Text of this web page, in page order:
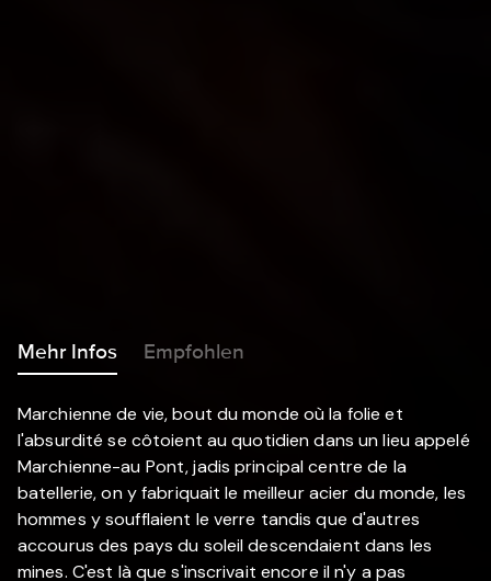
Mehr Infos Empfohlen
Marchienne de vie, bout du monde où la folie et
l'absurdité se côtoient au quotidien dans un lieu appelé
Marchienne-au Pont, jadis principal centre de la
batellerie, on y fabriquait le meilleur acier du monde, les
hommes y soufflaient le verre tandis que d'autres
accourus des pays du soleil descendaient dans les
mines. C'est là que s'inscrivait encore il n'y a pas